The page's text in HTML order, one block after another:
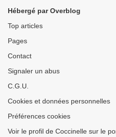
Hébergé par Overblog
Top articles
Pages
Contact
Signaler un abus
C.G.U.
Cookies et données personnelles
Préférences cookies
Voir le profil de Coccinelle sur le